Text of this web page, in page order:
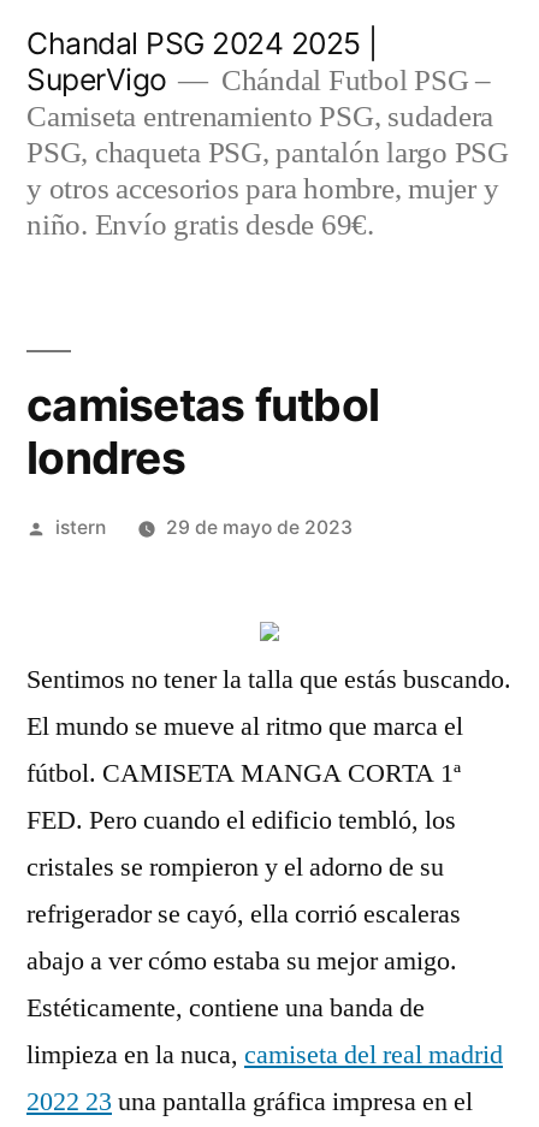
contenido
Chandal PSG 2024 2025 |
SuperVigo
Chándal Futbol PSG –
Camiseta entrenamiento PSG, sudadera
PSG, chaqueta PSG, pantalón largo PSG
y otros accesorios para hombre, mujer y
niño. Envío gratis desde 69€.
camisetas futbol
londres
Publicado
istern 29 de mayo de 2023
Sentimos no tener la talla que estás buscando.
El mundo se mueve al ritmo que marca el
fútbol. CAMISETA MANGA CORTA 1ª
FED. Pero cuando el edificio tembló, los
cristales se rompieron y el adorno de su
refrigerador se cayó, ella corrió escaleras
abajo a ver cómo estaba su mejor amigo.
Estéticamente, contiene una banda de
limpieza en la nuca, camiseta del real madrid
2022 23 una pantalla gráfica impresa en el